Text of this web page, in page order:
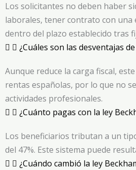
Los solicitantes no deben haber
laborales, tener contrato con una
dentro del plazo establecido tras
¿Cuáles son las desventajas
Aunque reduce la carga fiscal,
rentas españolas, por lo que no
actividades profesionales.
¿Cuánto pagas con la ley
Los beneficiarios tributan a un
del 47%. Este sistema puede
¿Cuándo cambió la ley